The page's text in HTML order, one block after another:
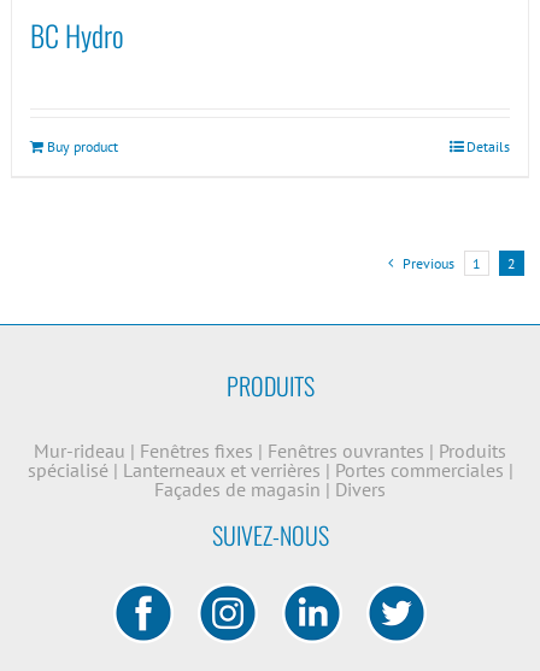
BC Hydro
Buy product Details
Previous 1 2
PRODUITS
Mur-rideau | Fenêtres fixes | Fenêtres ouvrantes | Produits
spécialisé | Lanterneaux et verrières | Portes commerciales |
Façades de magasin | Divers
SUIVEZ-NOUS